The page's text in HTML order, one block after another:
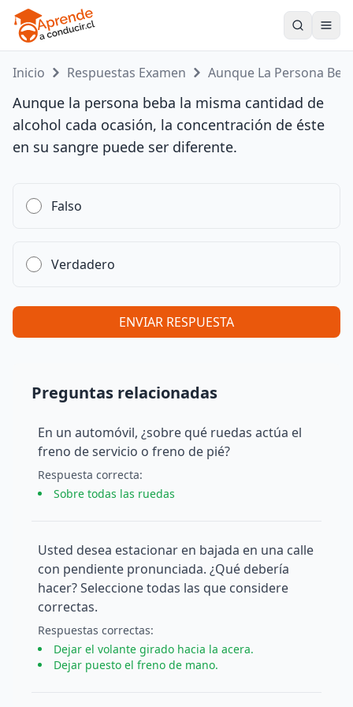
Inicio Respuestas Examen Aunque La Persona Be...
Aunque la persona beba la misma cantidad de
alcohol cada ocasión, la concentración de éste
en su sangre puede ser diferente.
Falso
Verdadero
ENVIAR RESPUESTA
Preguntas relacionadas
En un automóvil, ¿sobre qué ruedas actúa el
freno de servicio o freno de pié?
Respuesta correcta:
Sobre todas las ruedas
Usted desea estacionar en bajada en una calle
con pendiente pronunciada. ¿Qué debería
hacer? Seleccione todas las que considere
correctas.
Respuestas correctas:
Dejar el volante girado hacia la acera.
Dejar puesto el freno de mano.